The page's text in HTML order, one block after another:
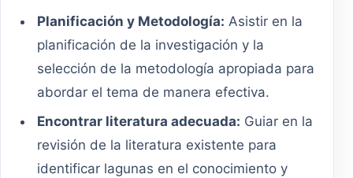
Planificación y Metodología: Asistir en la
planificación de la investigación y la
selección de la metodología apropiada para
abordar el tema de manera efectiva.
Encontrar literatura adecuada: Guiar en la
revisión de la literatura existente para
identificar lagunas en el conocimiento y